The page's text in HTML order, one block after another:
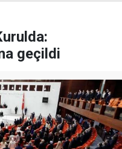
geçildi